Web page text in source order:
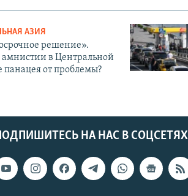
АЗИЯ
решение».
в Центральной
панацея от проблемы?
НА НАС В СОЦСЕТЯХ